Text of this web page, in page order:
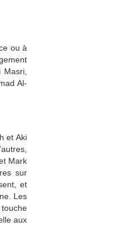
ou à
Al-
et Aki
Mark
sur
et
Les
aux